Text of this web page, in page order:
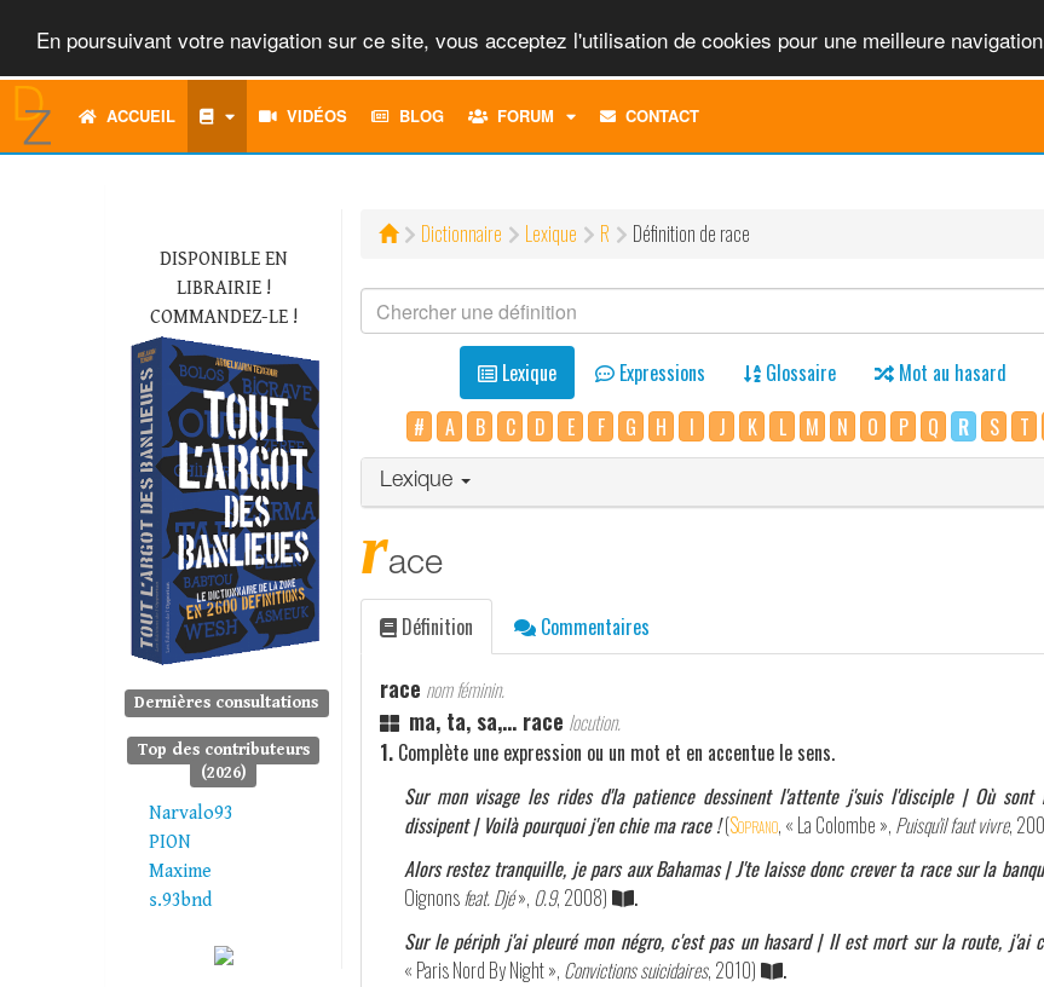
En poursuivant votre navigation sur ce site, vous acceptez l'utilisation de cookies pour une meilleure
ACCUEIL VIDÉOS BLOG FORUM
TOGGLECONTACT
DISPONIBLE EN
LIBRAIRIE !
COMMANDEZ-LE !
Dernières consultations
Top des contributeurs
(2026)
Narvalo93
PION
Maxime
s.93bnd
Dictionnaire Lexique R Définition de race
Lexique Expressions Glossaire Mot au hasard
#
A B C D E F G H I J K L M N O P Q R S T
Lexique
race
Définition Commentaires
race nom féminin.
ma, ta, sa,... race locution.
1. Complète une expression ou un mot et en accentue le sens.
Sur mon visage les rides d'la patience dessinent l'attente j'suis l'disciple | Où sont
dissipent | Voilà pourquoi j'en chie ma race ! (Soprano, « La Colombe », Puisqu'il faut vivre,
Alors restez tranquille, je pars aux Bahamas | J'te laisse donc crever ta race sur la
Oignonsfeat. Djé», 0.9, 2008)
.
Sur le périph j'ai pleuré mon négro, c'est pas un hasard | Il est mort sur la route, j'ai
« Paris Nord By Night », Convictions suicidaires, 2010)
.